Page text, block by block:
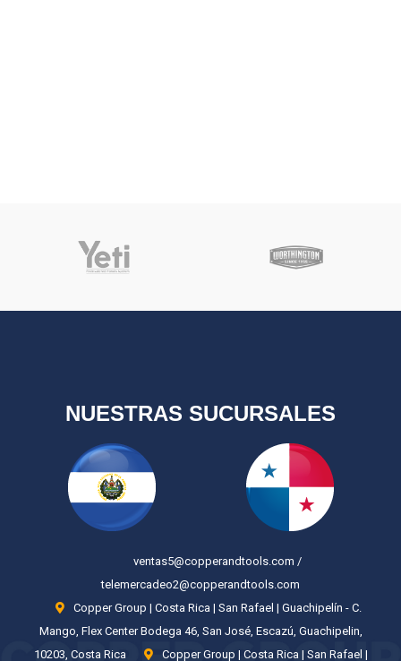
NUESTRAS SUCURSALES
ventas5@copperandtools.com /
telemercadeo2@copperandtools.com
Copper Group | Costa Rica | San Rafael | Guachipelín - C.
Mango, Flex Center Bodega 46, San José, Escazú, Guachipelin,
10203, Costa Rica
Copper Group | Costa Rica | San Rafael |